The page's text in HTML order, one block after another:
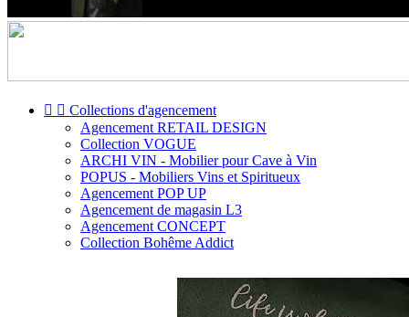
  Collections d'agencement
Agencement RETAIL DESIGN
Collection VOGUE
ARCHI VIN - Mobilier pour Cave à Vin
POPUS - Mobiliers Vins et Spiritueux
Agencement POP UP
Agencement de magasin L3
Agencement CONCEPT
Collection Bohême Addict